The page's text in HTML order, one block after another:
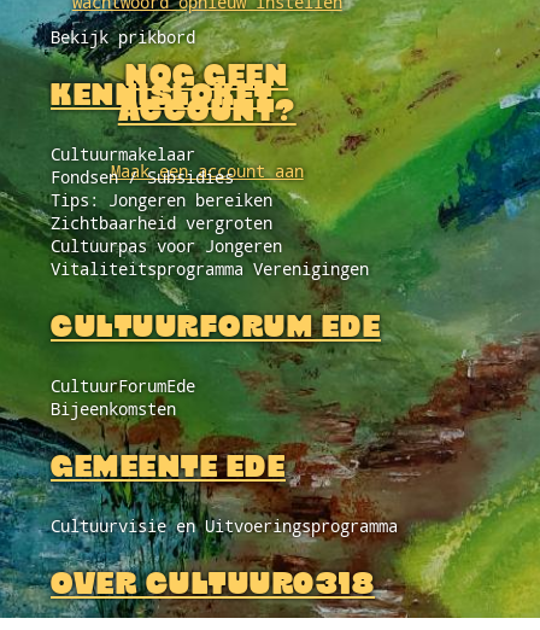
NOG GEEN
ACCOUNT?
Maak een account aan
Bekijk prikbord
KENNISLOKET
Cultuurmakelaar
Fondsen / Subsidies
Tips: Jongeren bereiken
Zichtbaarheid vergroten
Cultuurpas voor Jongeren
Vitaliteitsprogramma Verenigingen
CULTUURFORUM EDE
CultuurForumEde
Bijeenkomsten
GEMEENTE EDE
Cultuurvisie en Uitvoeringsprogramma
OVER CULTUUR0318